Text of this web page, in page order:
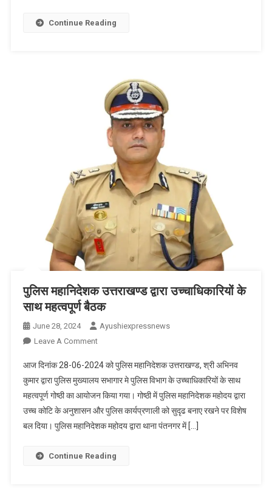
के
कार्यवाही
की
Continue Reading
पुलिस महानिदेशक उत्तराखण्ड द्वारा उच्चाधिकारियों के
साथ महत्वपूर्ण बैठक
June 28, 2024
Ayushiexpressnews
Leave A CommentOn
महानिदेशक
उत्तराखण्ड
द्वारा
उच्चाधिकारियों
के
महत्वपूर्ण
आज दिनांक 28-06-2024 को पुलिस महानिदेशक उत्तराखण्ड, श्री अभिनव
कुमार द्वारा पुलिस मुख्यालय सभागार मे पुलिस विभाग के उच्चाधिकारियों के साथ
महत्वपूर्ण गोष्ठी का आयोजन किया गया। गोष्ठी में पुलिस महानिदेशक महोदय द्वारा
उच्च कोटि के अनुशासन और पुलिस कार्यप्रणाली को सुदृढ बनाए रखने पर विशेष
बल दिया। पुलिस महानिदेशक महोदय द्वारा थाना पंतनगर में […]
Continue Reading